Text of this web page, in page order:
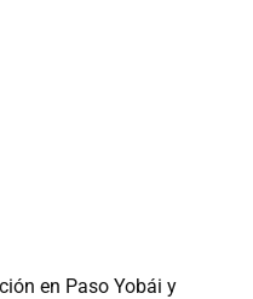
en Paso Yobái y